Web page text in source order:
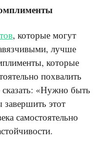
, которые могут
лучше
которые
похвалить
«Нужно быть
этот
самостоятельно